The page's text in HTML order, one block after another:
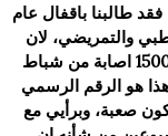
طالبنا باقفال عام
والتمريضي، لان
هناك اصابات كثيرة في هذا القطاع، والمعروف 1500 اصابة من شباط
هو الرقم الرسمي
صعبة، وبرأيي مع